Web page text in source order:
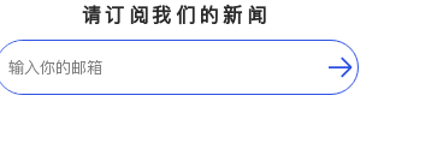
请订阅我们的新闻